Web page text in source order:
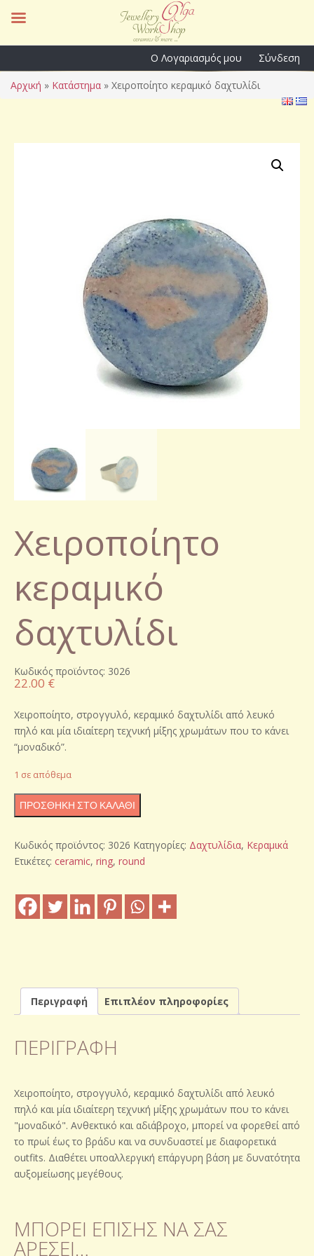
Ο Λογαριασμός μου Σύνδεση
Αρχική » Κατάστημα » Χειροποίητο κεραμικό δαχτυλίδι
Χειροποίητο
κεραμικό
δαχτυλίδι
Κωδικός προϊόντος: 3026
22.00 €
Χειροποίητο, στρογγυλό, κεραμικό δαχτυλίδι από λευκό
πηλό και μία ιδιαίτερη τεχνική μίξης χρωμάτων που το κάνει
“μοναδικό”.
1 σε απόθεμα
Χειροποίητο
κεραμικό
ποσότητα
ΠΡΟΣΘΉΚΗ ΣΤΟ ΚΑΛΆΘΙ
Κωδικός προϊόντος: 3026 Κατηγορίες: Δαχτυλίδια, Κεραμικά
Ετικέτες: ceramic, ring, round
Περιγραφή Επιπλέον πληροφορίες
ΠΕΡΙΓΡΑΦΉ
Χειροποίητο, στρογγυλό, κεραμικό δαχτυλίδι από λευκό
πηλό και μία ιδιαίτερη τεχνική μίξης χρωμάτων που το κάνει
"μοναδικό". Ανθεκτικό και αδιάβροχο, μπορεί να φορεθεί από
το πρωί έως το βράδυ και να συνδυαστεί με διαφορετικά
outfits. Διαθέτει υποαλλεργική επάργυρη βάση με δυνατότητα
αυξομείωσης μεγέθους.
ΜΠΟΡΕΊ ΕΠΊΣΗΣ ΝΑ ΣΑΣ
ΑΡΈΣΕΙ…